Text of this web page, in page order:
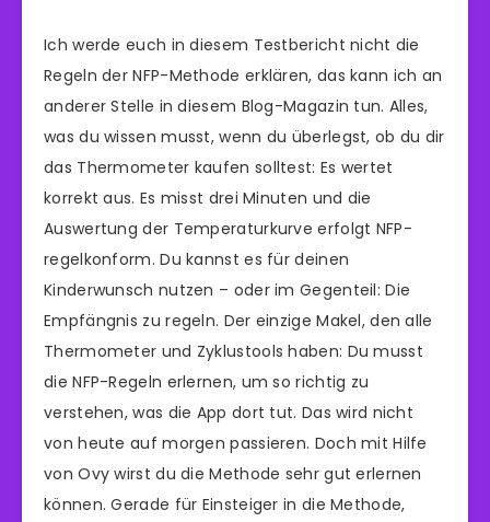
Ich werde euch in diesem Testbericht nicht die
Regeln der NFP-Methode erklären, das kann ich an
anderer Stelle in diesem Blog-Magazin tun. Alles,
was du wissen musst, wenn du überlegst, ob du dir
das Thermometer kaufen solltest: Es wertet
korrekt aus. Es misst drei Minuten und die
Auswertung der Temperaturkurve erfolgt NFP-
regelkonform. Du kannst es für deinen
Kinderwunsch nutzen – oder im Gegenteil: Die
Empfängnis zu regeln. Der einzige Makel, den alle
Thermometer und Zyklustools haben: Du musst
die NFP-Regeln erlernen, um so richtig zu
verstehen, was die App dort tut. Das wird nicht
von heute auf morgen passieren. Doch mit Hilfe
von Ovy wirst du die Methode sehr gut erlernen
können. Gerade für Einsteiger in die Methode,